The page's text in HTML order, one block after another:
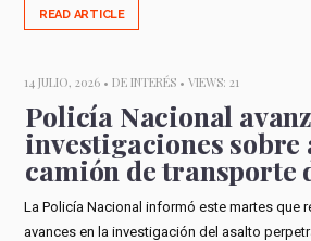
READ ARTICLE
14 JULIO, 2026 •DE INTERÉS • VIEWS: 21
Policía Nacional
investigaciones sobre
camión de transporte
La Policía Nacional informó este martes que
avances en la investigación del asalto